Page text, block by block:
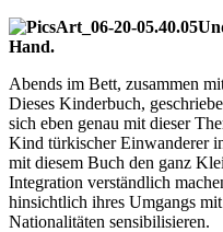
Hand.
Abends im Bett, zusammen
Dieses Kinderbuch,
sich eben genau mit dieser
Kind türkischer Einwanderer
mit diesem Buch den ganz
Integration verständlich
hinsichtlich ihres Umgangs
Nationalitäten sensibilisieren.